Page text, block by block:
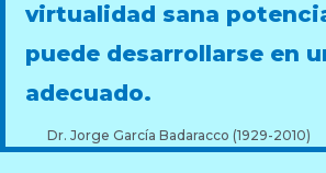
virtualidad sana
puede desarrollarse en
adecuado.
Dr. Jorge García Badaracco (1929-2010)